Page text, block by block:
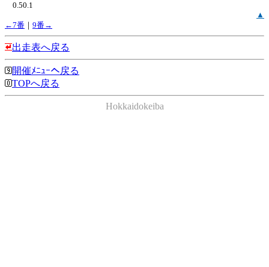
0.50.1
▲
←7番 ｜ 9番→
出走表へ戻る
開催ﾒﾆｭｰへ戻る
TOPへ戻る
Hokkaidokeiba